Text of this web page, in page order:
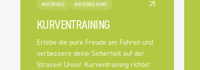
MOTORRAD WEITERBILDUNG
KURVENTRAINING
Erlebe die pure Freude am Fahren und
verbessere deine Sicherheit auf der
Strasse! Unser Kurventraining richtet